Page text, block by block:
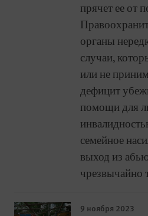
прячет ее от
органы
случаи,
или не
дефицит
помощи для
семейное
выход из
чрезвычайно
9 ноября 2023